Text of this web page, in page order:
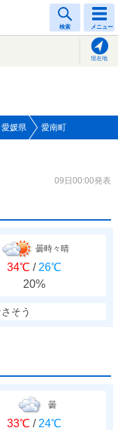
検索 メニュー
現在地
愛媛県 愛南町
09日00:00発表
曇時々晴
34℃ / 26℃
20%
そう
曇
33℃ / 24℃